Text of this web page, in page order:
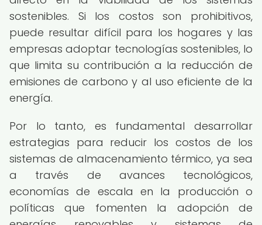
sostenibles. Si los costos son prohibitivos,
puede resultar difícil para los hogares y las
empresas adoptar tecnologías sostenibles, lo
que limita su contribución a la reducción de
emisiones de carbono y al uso eficiente de la
energía.
Por lo tanto, es fundamental desarrollar
estrategias para reducir los costos de los
sistemas de almacenamiento térmico, ya sea
a través de avances tecnológicos,
economías de escala en la producción o
políticas que fomenten la adopción de